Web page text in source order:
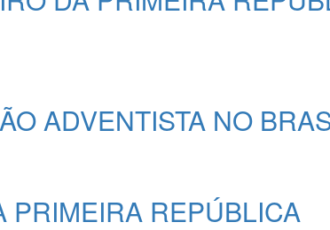
ADVENTISTA NO
PRIMEIRA REPÚBLICA